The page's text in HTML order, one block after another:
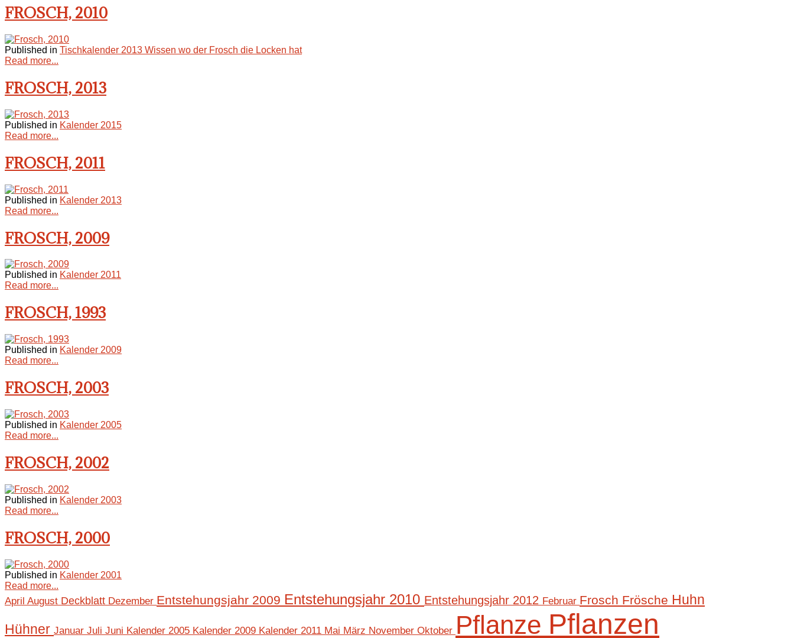
FROSCH, 2010
Published in Tischkalender 2013 Wissen wo der Frosch die Locken hat
Read more...
FROSCH, 2013
Published in Kalender 2015
Read more...
FROSCH, 2011
Published in Kalender 2013
Read more...
FROSCH, 2009
Published in Kalender 2011
Read more...
FROSCH, 1993
Published in Kalender 2009
Read more...
FROSCH, 2003
Published in Kalender 2005
Read more...
FROSCH, 2002
Published in Kalender 2003
Read more...
FROSCH, 2000
Published in Kalender 2001
Read more...
April August Deckblatt Dezember Entstehungsjahr 2009 Entstehungsjahr 2010 Entstehungsjahr 2012 Februar Frosch Frösche Huhn
Hühner Januar Juli Juni Kalender 2005 Kalender 2009 Kalender 2011 Mai März November Oktober Pflanze Pflanzen